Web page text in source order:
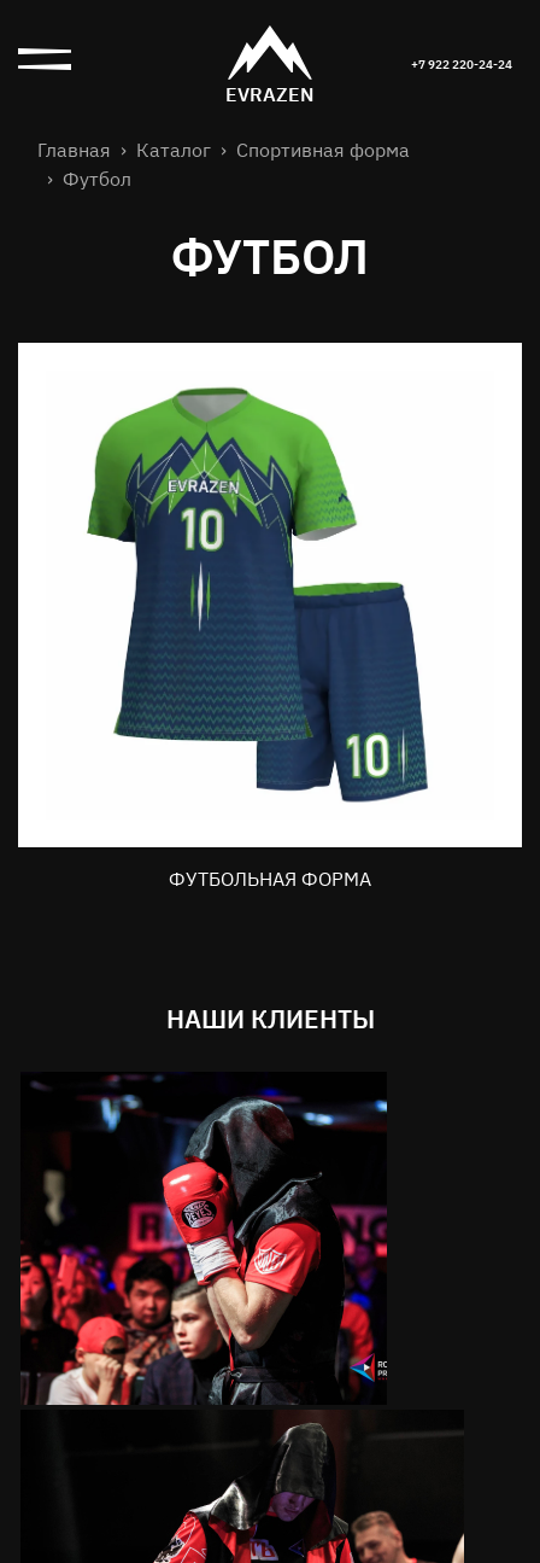
EVRAZEN
+7 922 220-24-24
Главная Каталог
Спортивная форма
Футбол
ФУТБОЛ
ФУТБОЛЬНАЯ ФОРМА
НАШИ КЛИЕНТЫ